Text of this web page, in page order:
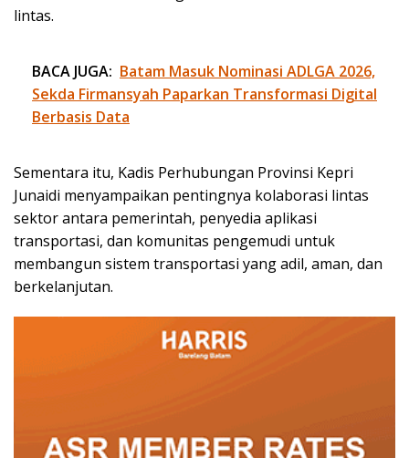
lintas.
BACA JUGA: Batam Masuk Nominasi ADLGA 2026,
Sekda Firmansyah Paparkan Transformasi Digital
Berbasis Data
Sementara itu, Kadis Perhubungan Provinsi Kepri
Junaidi menyampaikan pentingnya kolaborasi lintas
sektor antara pemerintah, penyedia aplikasi
transportasi, dan komunitas pengemudi untuk
membangun sistem transportasi yang adil, aman, dan
berkelanjutan.